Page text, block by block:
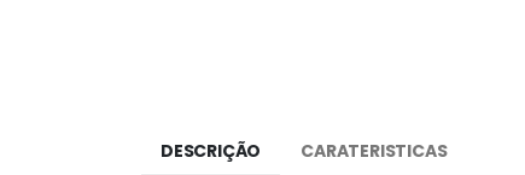
DESCRIÇÃO CARATERISTICAS